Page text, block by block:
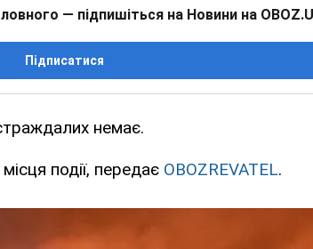
— підпишіться на Новини на
Підписатися
немає.
місця події, передає OBOZREVATEL.